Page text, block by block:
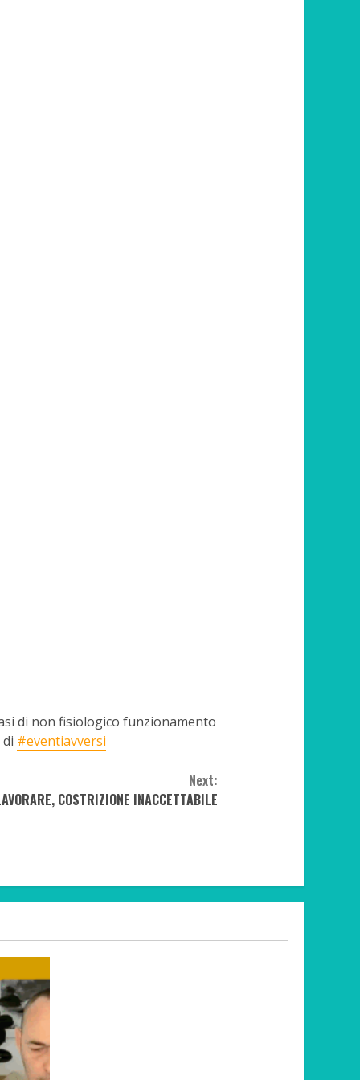
di non fisiologico funzionamento
#eventiavversi
Next:
COSTRIZIONE INACCETTABILE